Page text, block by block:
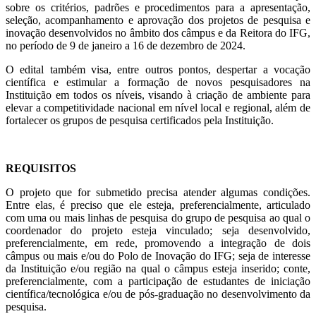
sobre os critérios, padrões e procedimentos para a apresentação,
seleção, acompanhamento e aprovação dos projetos de pesquisa e
inovação desenvolvidos no âmbito dos câmpus e da Reitora do IFG,
no período de 9 de janeiro a 16 de dezembro de 2024.
O edital também visa, entre outros pontos, despertar a vocação
científica e estimular a formação de novos pesquisadores na
Instituição em todos os níveis, visando à criação de ambiente para
elevar a competitividade nacional em nível local e regional, além de
fortalecer os grupos de pesquisa certificados pela Instituição.
REQUISITOS
O projeto que for submetido precisa atender algumas condições.
Entre elas, é preciso que ele esteja, preferencialmente, articulado
com uma ou mais linhas de pesquisa do grupo de pesquisa ao qual o
coordenador do projeto esteja vinculado; seja desenvolvido,
preferencialmente, em rede, promovendo a integração de dois
câmpus ou mais e/ou do Polo de Inovação do IFG; seja de interesse
da Instituição e/ou região na qual o câmpus esteja inserido; conte,
preferencialmente, com a participação de estudantes de iniciação
científica/tecnológica e/ou de pós-graduação no desenvolvimento da
pesquisa.